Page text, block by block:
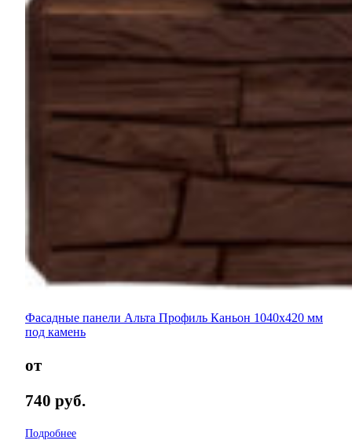
Фасадные панели Альта Профиль Каньон 1040х420 мм
под камень
от
740 руб.
Подробнее